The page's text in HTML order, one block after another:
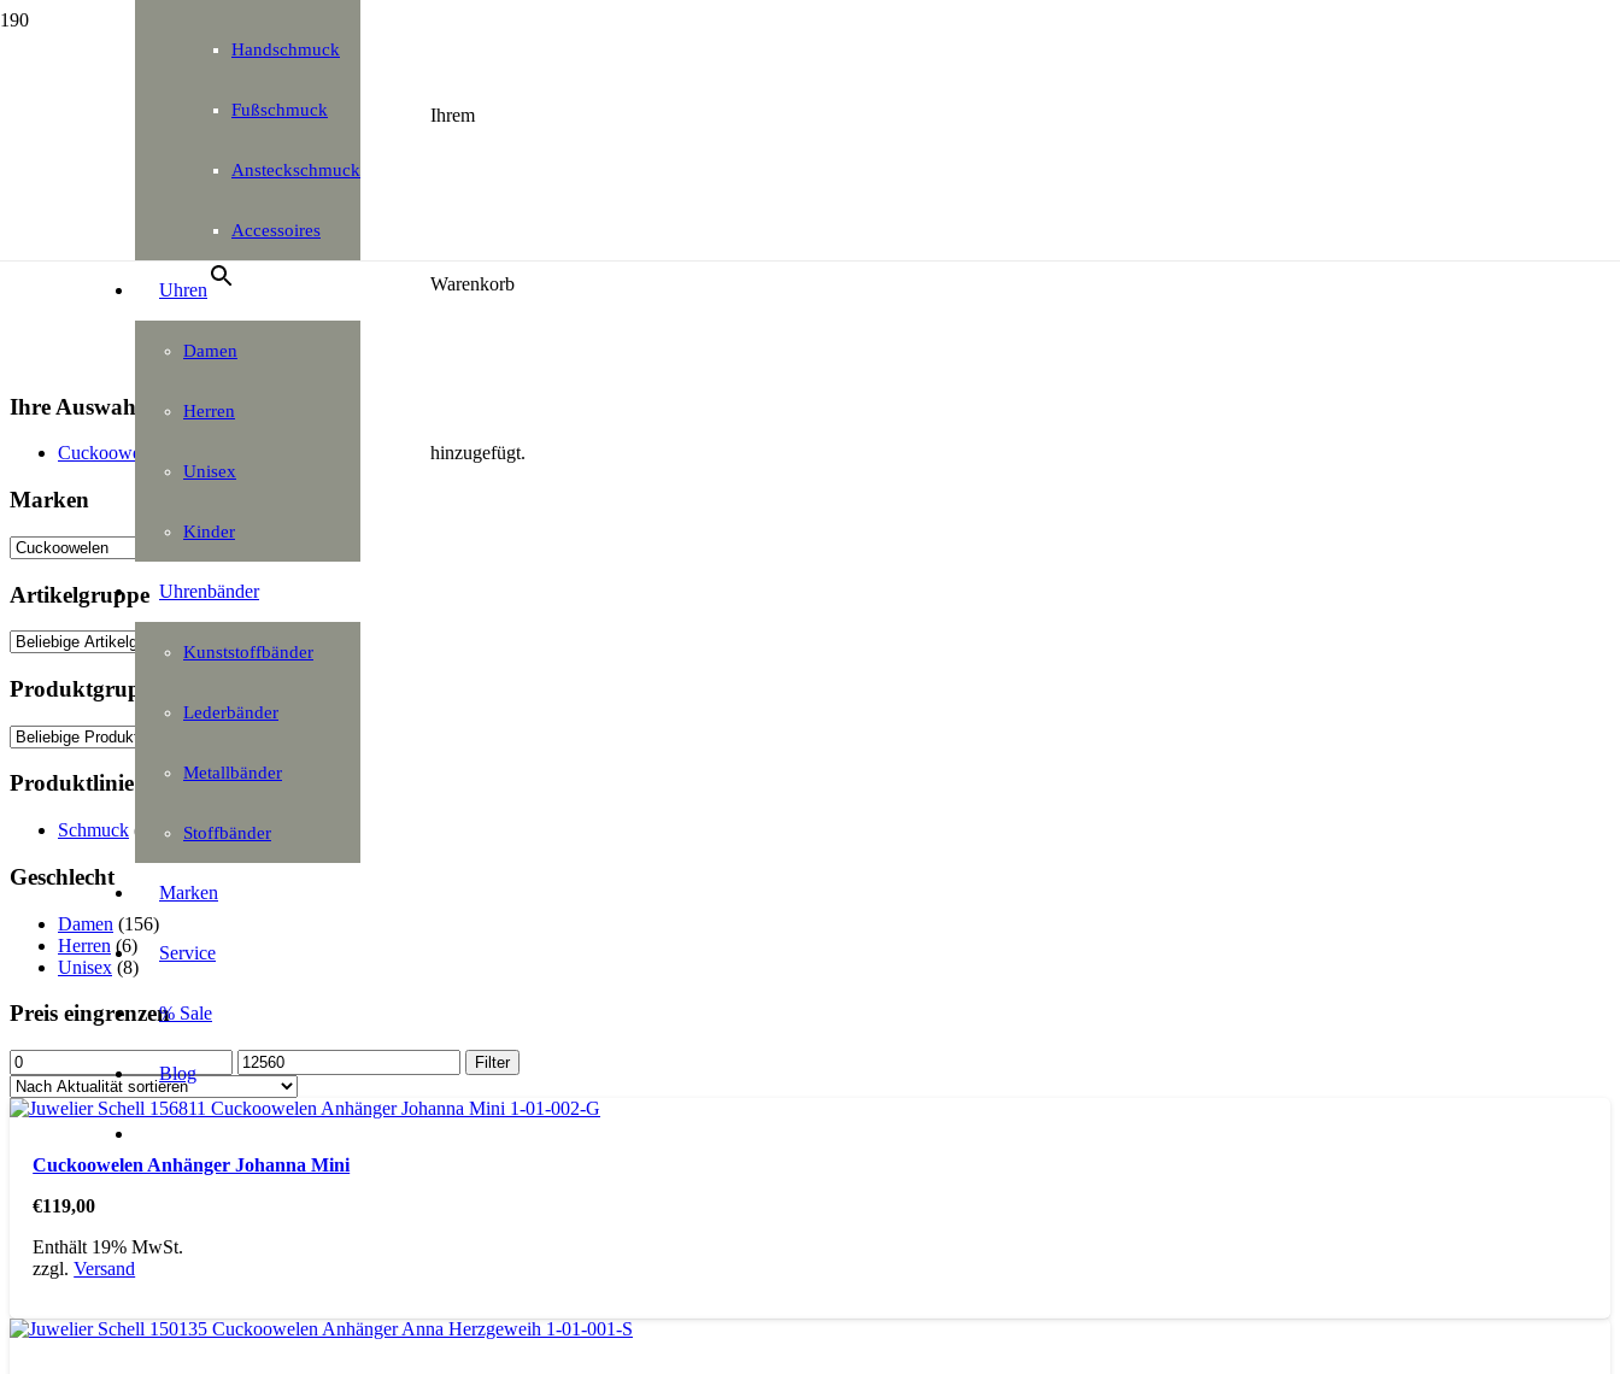
× Ihrem
Warenkorb
hinzugefügt.
Handschmuck
Fußschmuck
Ansteckschmuck
Accessoires
Uhren
Damen
Herren
Unisex
Kinder
Uhrenbänder
Kunststoffbänder
Lederbänder
Metallbänder
Stoffbänder
Marken
Service
% Sale
Blog
Ihre Auswahl
Cuckoowelen
Marken
Artikelgruppe
Produktgruppe
Produktlinie
Schmuck (173)
Geschlecht
Damen (156)
Herren (6)
Unisex (8)
Preis eingrenzen
Min.
Preis
Max.
Preis
Filter
Cuckoowelen Anhänger Johanna Mini
€119,00
Enthält 19% MwSt.
zzgl.Versand